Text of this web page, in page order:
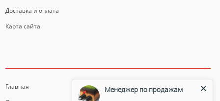
Доставка и оплата
Карта сайта
Главная
Менеджер по продажам